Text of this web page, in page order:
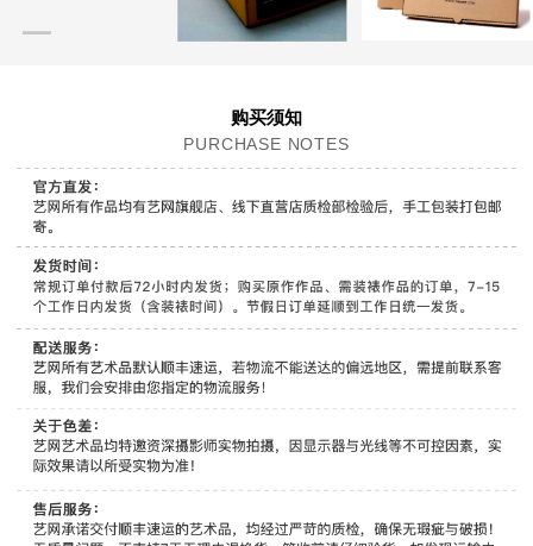
购买须知
PURCHASE NOTES